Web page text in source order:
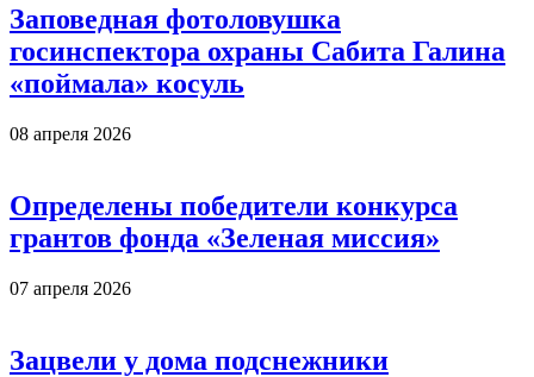
Заповедная фотоловушка
госинспектора охраны Сабита Галина
«поймала» косуль
08 апреля 2026
Определены победители конкурса
грантов фонда «Зеленая миссия»
07 апреля 2026
Зацвели у дома подснежники